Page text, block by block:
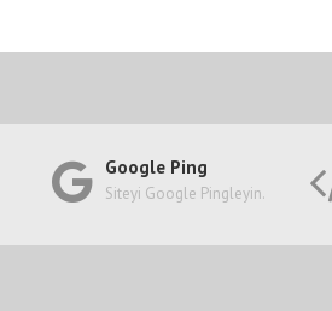
Google Ping
Siteyi Google Pingleyin.